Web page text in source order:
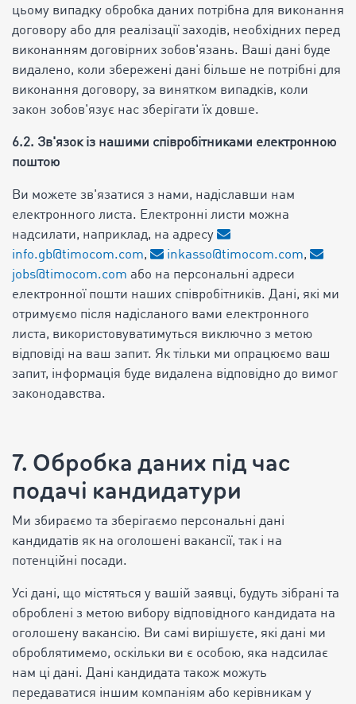
цьому випадку обробка даних потрібна для виконання
договору або для реалізації заходів, необхідних перед
виконанням договірних зобов'язань. Ваші дані буде
видалено, коли збережені дані більше не потрібні для
виконання договору, за винятком випадків, коли
закон зобов'язує нас зберігати їх довше.
6.2. Зв'язок із нашими співробітниками електронною
поштою
Ви можете зв'язатися з нами, надіславши нам
електронного листа. Електронні листи можна
надсилати, наприклад, на адресу
info.gb@timocom.com, inkasso@timocom.com,
jobs@timocom.com або на персональні адреси
електронної пошти наших співробітників. Дані, які ми
отримуємо після надісланого вами електронного
листа, використовуватимуться виключно з метою
відповіді на ваш запит. Як тільки ми опрацюємо ваш
запит, інформація буде видалена відповідно до вимог
законодавства.
7. Обробка даних під час
подачі кандидатури
Ми збираємо та зберігаємо персональні дані
кандидатів як на оголошені вакансії, так і на
потенційні посади.
Усі дані, що містяться у вашій заявці, будуть зібрані та
оброблені з метою вибору відповідного кандидата на
оголошену вакансію. Ви самі вирішуєте, які дані ми
оброблятимемо, оскільки ви є особою, яка надсилає
нам ці дані. Дані кандидата також можуть
передаватися іншим компаніям або керівникам у